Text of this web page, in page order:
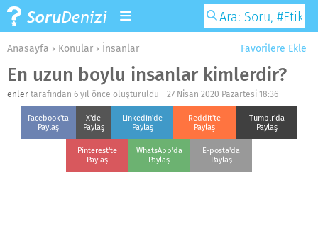
Favorilere Ekle
Anasayfa › Konular › İnsanlar
En uzun boylu insanlar kimlerdir?
enler tarafından 6 yıl önce oluşturuldu - 27 Nisan 2020 Pazartesi 18:36
Facebook'ta
Paylaş
X'de
Paylaş
Linkedin'de
Paylaş
Reddit'te
Paylaş
Tumblr'da
Paylaş
Pinterest'te
Paylaş
WhatsApp'da
Paylaş
E-posta'da
Paylaş